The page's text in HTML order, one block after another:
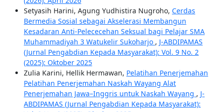
Setyasih Harini, Agung Yudhistira Nugroho, Cerdas
Bermedia Sosial sebagai Akselerasi Membangun
Kesadaran Anti-Pelececehan Seksual bagi Pelajar SMA
Muhammadiyah 3 Watukelir Sukoharjo , J-ABDIPAMAS
(Jurnal Pengabdian Kepada Masyarakat): Vol. 9 No. 2
(2025): Oktober 2025
Zulia Karini, Hellik Hermawan, Pelatihan Penerjemahan
Pelatihan Penerjemahan Naskah Wayang Alat
Penerjemahan Jawa–Inggris untuk Naskah Wayang , J-
ABDIPAMAS (Jurnal Pengabdian Kepada Masyarakat):